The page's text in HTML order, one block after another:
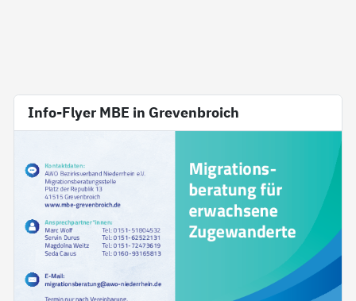
Info-Flyer MBE in Grevenbroich